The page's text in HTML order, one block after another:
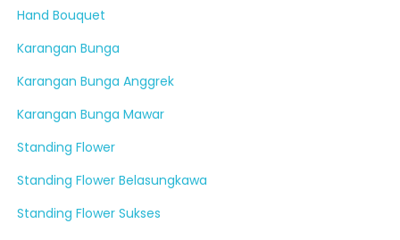
Hand Bouquet
Karangan Bunga
Karangan Bunga Anggrek
Karangan Bunga Mawar
Standing Flower
Standing Flower Belasungkawa
Standing Flower Sukses